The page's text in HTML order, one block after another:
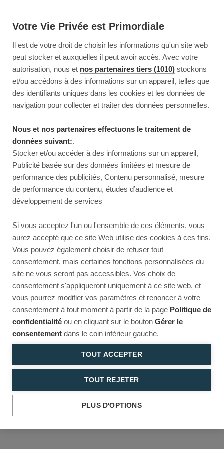
Votre Vie Privée est Primordiale
Il est de votre droit de choisir les informations qu'un site web
peut stocker et auxquelles il peut avoir accès. Avec votre
autorisation, nous et nos partenaires tiers (1010) stockons
et/ou accédons à des informations sur un appareil, telles que
des identifiants uniques dans les cookies et les données de
navigation pour collecter et traiter des données personnelles.
Nous et nos partenaires effectuons le traitement de
données suivant:.
Stocker et/ou accéder à des informations sur un appareil,
Publicité basée sur des données limitées et mesure de
performance des publicités, Contenu personnalisé, mesure
de performance du contenu, études d’audience et
développement de services
Si vous acceptez l'un ou l'ensemble de ces éléments, vous
aurez accepté que ce site Web utilise des cookies à ces fins.
Vous pouvez également choisir de refuser tout
consentement, mais certaines fonctions personnalisées du
site ne vous seront pas accessibles. Vos choix de
consentement s'appliqueront uniquement à ce site web, et
vous pourrez modifier vos paramètres et renoncer à votre
consentement à tout moment à partir de la page Politique de
confidentialité ou en cliquant sur le bouton Gérer le
consentement dans le coin inférieur gauche.
TOUT ACCEPTER
TOUT REJETER
PLUS D'OPTIONS
Reload to try again, or go back.
Reload Back